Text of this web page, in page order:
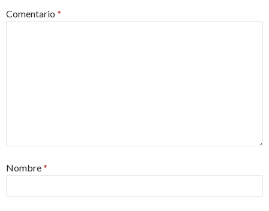
Comentario *
Nombre*